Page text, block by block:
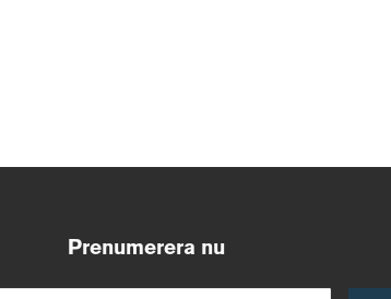
Prenumerera nu